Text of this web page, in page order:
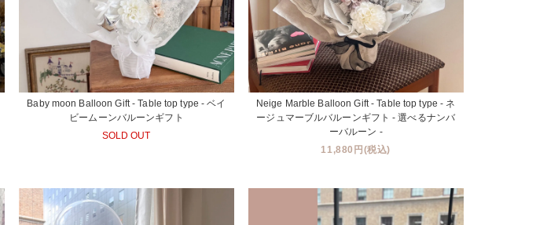
Baby moon Balloon Gift - Table top type - ベイ
ビームーンバルーンギフト
SOLD OUT
Neige Marble Balloon Gift - Table top type - ネ
ージュマーブルバルーンギフト - 選べるナンバ
ーバルーン -
11,880円(税込)